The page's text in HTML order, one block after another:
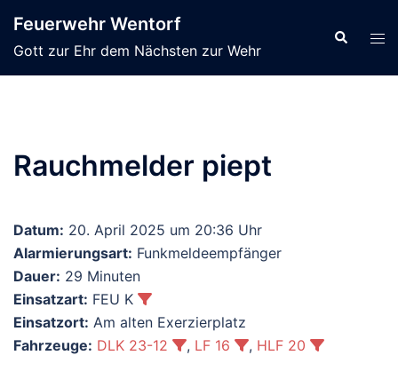
Inhalt
springen
Feuerwehr Wentorf
Gott zur Ehr dem Nächsten zur Wehr
Suche
Rauchmelder piept
Datum: 20. April 2025 um 20:36 Uhr
Alarmierungsart: Funkmeldeempfänger
Dauer: 29 Minuten
Einsatzart: FEU K
Einsatzort: Am alten Exerzierplatz
Fahrzeuge: DLK 23-12 , LF 16 , HLF 20